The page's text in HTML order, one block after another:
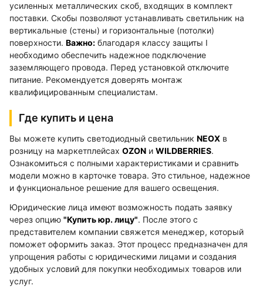
усиленных металлических скоб, входящих в комплект
поставки. Скобы позволяют устанавливать светильник на
вертикальные (стены) и горизонтальные (потолки)
поверхности. Важно: благодаря классу защиты I
необходимо обеспечить надежное подключение
заземляющего провода. Перед установкой отключите
питание. Рекомендуется доверять монтаж
квалифицированным специалистам.
Где купить и цена
Вы можете купить светодиодный светильник NEOX в
розницу на маркетплейсах OZON и WILDBERRIES.
Ознакомиться с полными характеристиками и сравнить
модели можно в карточке товара. Это стильное, надежное
и функциональное решение для вашего освещения.
Юридические лица имеют возможность подать заявку
через опцию "Купить юр. лицу". После этого с
представителем компании свяжется менеджер, который
поможет оформить заказ. Этот процесс предназначен для
упрощения работы с юридическими лицами и создания
удобных условий для покупки необходимых товаров или
услуг.